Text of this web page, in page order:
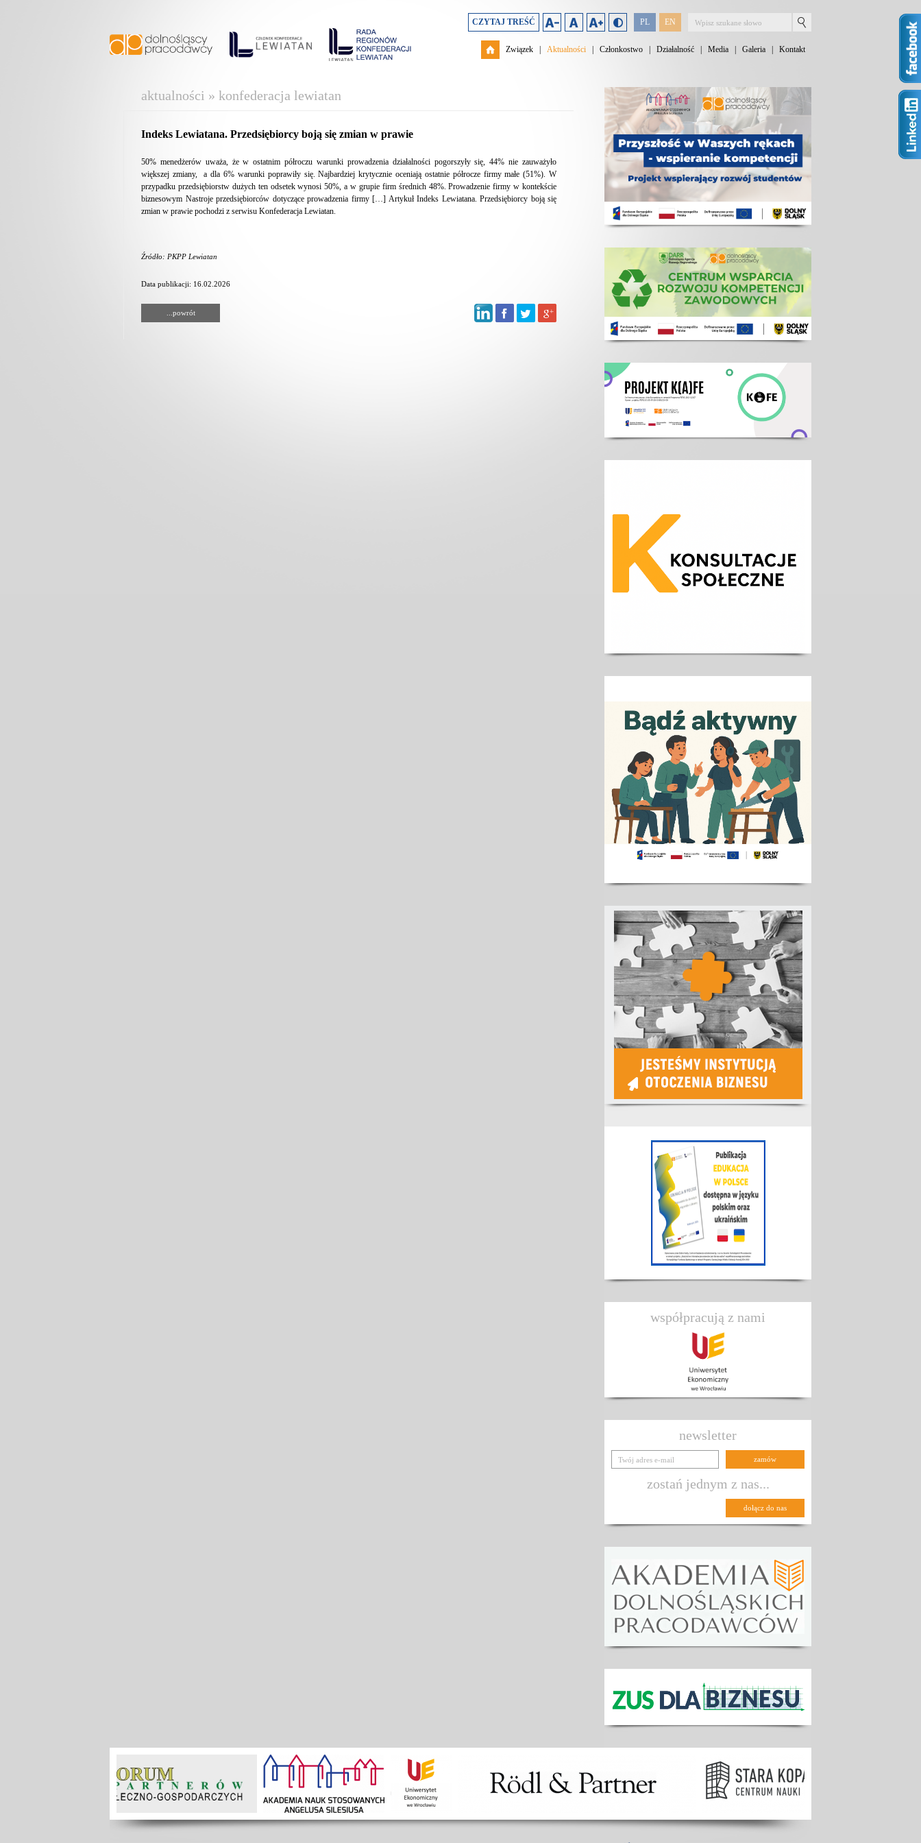
PL EN
CZYTAJ TREŚĆ
Związek Aktualności Członkostwo Działalność Media Galeria Kontakt
aktualności » konfederacja lewiatan
Indeks Lewiatana. Przedsiębiorcy boją się zmian w prawie
50% menedżerów uważa, że w ostatnim półroczu warunki prowadzenia działalności pogorszyły się, 44% nie zauważyło
większej zmiany, a dla 6% warunki poprawiły się. Najbardziej krytycznie oceniają ostatnie półrocze firmy małe (51%). W
przypadku przedsiębiorstw dużych ten odsetek wynosi 50%, a w grupie firm średnich 48%. Prowadzenie firmy w kontekście
biznesowym Nastroje przedsiębiorców dotyczące prowadzenia firmy […] Artykuł Indeks Lewiatana. Przedsiębiorcy boją się
zmian w prawie pochodzi z serwisu Konfederacja Lewiatan.
Źródło: PKPP Lewiatan
Data publikacji: 16.02.2026
...powrót
współpracują z nami
newsletter
zostań jednym z nas...